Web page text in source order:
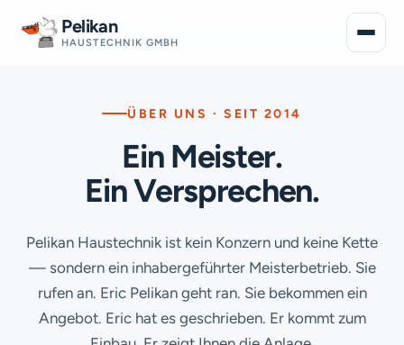
Pelikan
HAUSTECHNIK GMBH
ÜBER UNS · SEIT 2014
Ein Meister.
Ein Versprechen.
Pelikan Haustechnik ist kein Konzern und keine Kette
— sondern ein inhabergeführter Meisterbetrieb. Sie
rufen an. Eric Pelikan geht ran. Sie bekommen ein
Angebot. Eric hat es geschrieben. Er kommt zum